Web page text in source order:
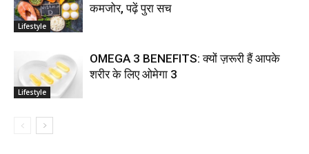
Lifestyle
कमजोर, पढ़ें पुरा सच
Lifestyle
OMEGA 3 BENEFITS: क्यों ज़रूरी हैं आपके
शरीर के लिए ओमेगा 3